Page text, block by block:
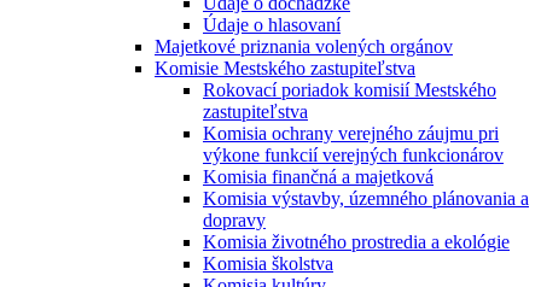
Údaje o hlasovaní
Majetkové priznania volených orgánov
Komisie Mestského zastupiteľstva
Rokovací poriadok komisií Mestského
zastupiteľstva
Komisia ochrany verejného záujmu pri
výkone funkcií verejných funkcionárov
Komisia finančná a majetková
Komisia výstavby, územného plánovania a
dopravy
Komisia životného prostredia a ekológie
Komisia školstva